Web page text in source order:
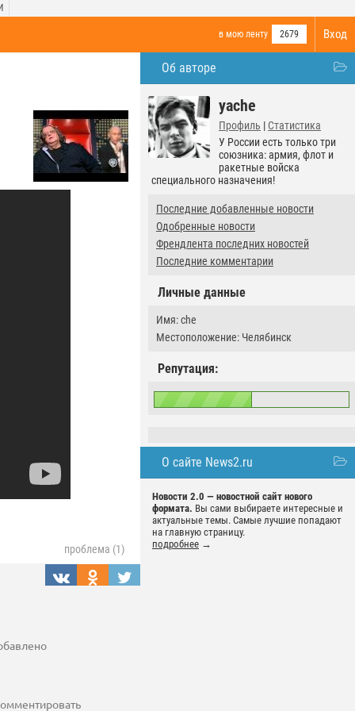
Вход
в мою ленту 2679
Об авторе
yache
Профиль | Статистика
У России есть только три
союзника: армия, флот и
ракетные войска
специального назначения!
Последние добавленные новости
Одобренные новости
Френдлента последних новостей
Последние комментарии
Личные данные
Имя: che
Местоположение: Челябинск
Репутация:
О сайте News2.ru
Новости 2.0 — новостной сайт нового
формата. Вы сами выбираете интересные и
актуальные темы. Самые лучшие попадают
на главную страницу.
подробнее →
проблема (1)